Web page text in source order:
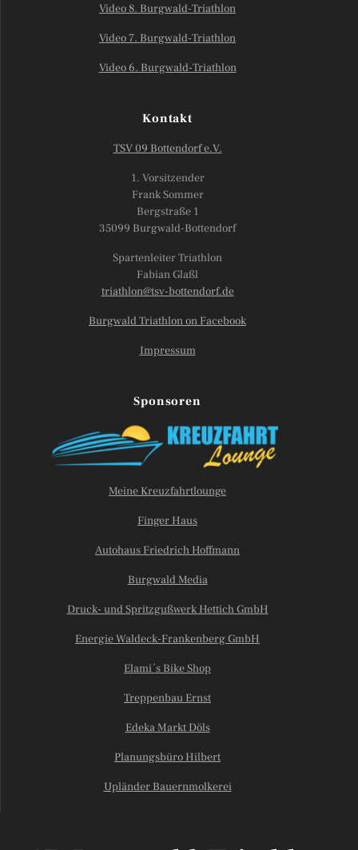
Video 8. Burgwald-Triathlon
Video 7. Burgwald-Triathlon
Video 6. Burgwald-Triathlon
Kontakt
TSV 09 Bottendorf e.V.
1. Vorsitzender
Frank Sommer
Bergstraße 1
35099 Burgwald-Bottendorf
Spartenleiter Triathlon
Fabian Glaßl
triathlon@tsv-bottendorf.de
Burgwald Triathlon on Facebook
Impressum
Sponsoren
Meine Kreuzfahrtlounge
Finger Haus
Autohaus Friedrich Hoffmann
Burgwald Media
Druck- und Spritzgußwerk Hettich GmbH
Energie Waldeck-Frankenberg GmbH
Elami´s Bike Shop
Treppenbau Ernst
Edeka Markt Döls
Planungsbüro Hilbert
Upländer Bauernmolkerei